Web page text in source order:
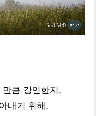
큼 강인한지,
내기 위해,